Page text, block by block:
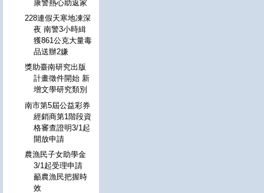
康警熱心助返家
228連假天寒地凍深
夜 南警3小時緝
獲861公克大量毒
品送辦2嫌
獎助臺南研究出版
計畫徵件開始 新
增文學研究類別
南市第5屆公益彩券
經銷商第1階段資
格審查證明3/1起
開放申請
農漁民子女助學金
3/1起受理申請
籲農漁民把握時
效